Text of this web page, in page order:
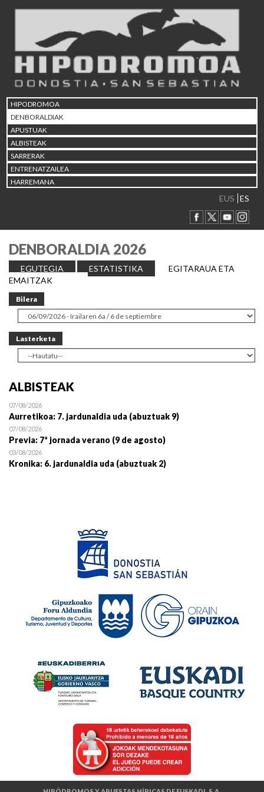
HIPODROMOA
DENBORALDIAK
APUSTUAK
ALBISTEAK
SARRERAK
ENTRENATZAILEA
HARREMANA
EUS ES
DENBORALDIA 2026
EGUTEGIA ESTATISTIKA
EGITARAUA ETA
EMAITZAK
Bilera
Lasterketa
ALBISTEAK
07/08/2026
Aurretikoa: 7. jardunaldia uda (abuztuak 9)
07/08/2026
Previa: 7ª jornada verano (9 de agosto)
03/08/2026
Kronika: 6. jardunaldia uda (abuztuak 2)